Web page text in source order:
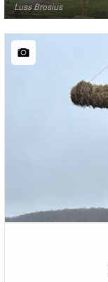
Luss Brosius